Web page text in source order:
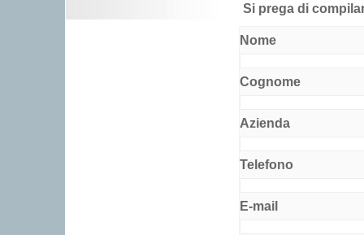
Si prega di
Nome
Cognome
Azienda
Telefono
E-mail